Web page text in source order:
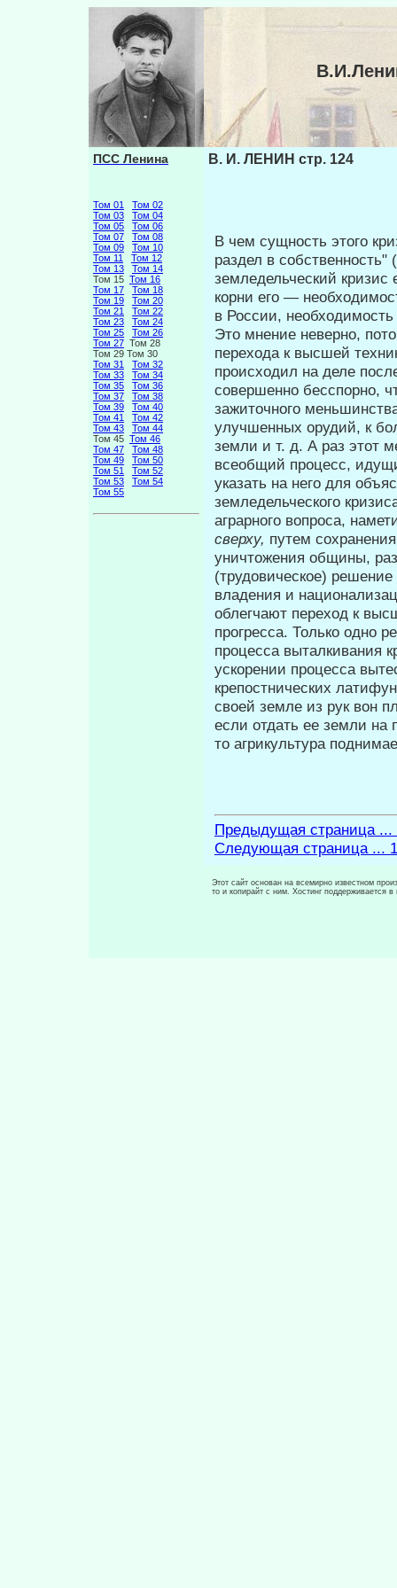
ПСС Ленина
Том 01
Том 02
Том 03
Том 04
Том 05
Том 06
Том 07
Том 08
Том 09
Том 10
Том 11
Том 12
Том 13
Том 14
Том 15 Том 16
Том 17
Том 18
Том 19
Том 20
Том 21
Том 22
Том 23
Том 24
Том 25
Том 26
Том 27 Том 28
Том 29 Том 30
Том 31
Том 32
Том 33
Том 34
Том 35
Том 36
Том 37
Том 38
Том 39
Том 40
Том 41
Том 42
Том 43
Том 44
Том 45 Том 46
Том 47
Том 48
Том 49
Том 50
Том 51
Том 52
Том 53
Том 54
Том 55
В. И. ЛЕНИН стр. 124
В чем сущность этого
раздел в
земледельческий кризис
корни его —
в России,
Это мнение неверно,
перехода к высшей
происходил на деле
совершенно бесспорно,
зажиточного
улучшенных орудий, к
земли и т. д. А раз этот
всеобщий процесс,
ука­зать на него для
земледельческого
аграрного вопроса,
сверху, путем
уничтожения общины,
(трудовическое) решение
владения и
облегчают переход к
прогресса. Только одно
процесса выталкивания
ускорении процесса
крепостнических
своей земле из рук вон
если отдать ее земли на
то агрикультура
Предыдущая страница ...
Следующая страница ...
Этот сайт основан на всемирно известном
то и копирайт с ним. Хостинг поддерживается